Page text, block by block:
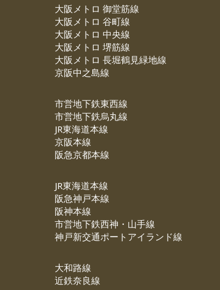
大阪メトロ 御堂筋線
大阪メトロ 谷町線
大阪メトロ 中央線
大阪メトロ 堺筋線
大阪メトロ 長堀鶴見緑地線
京阪中之島線
市営地下鉄東西線
市営地下鉄烏丸線
JR東海道本線
京阪本線
阪急京都本線
JR東海道本線
阪急神戸本線
阪神本線
市営地下鉄西神・山手線
神戸新交通ポートアイランド線
大和路線
近鉄奈良線